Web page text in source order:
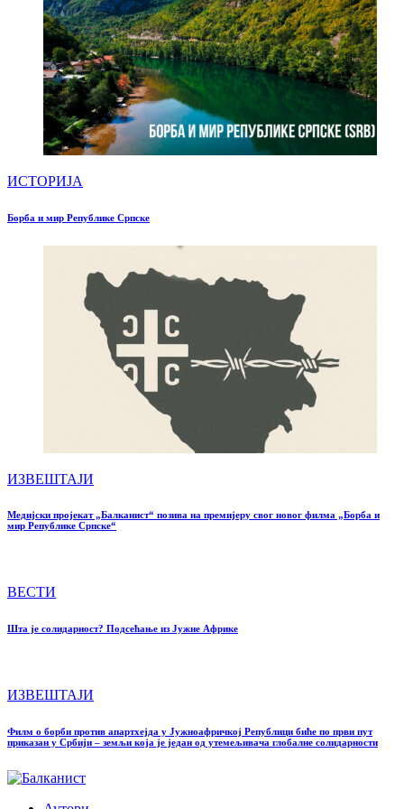
ИСТОРИЈА
Борба и мир Републике Српске
ИЗВЕШТАЈИ
Медијски пројекат „Балканист“ позива на премијеру свог новог филма „Борба и
мир Републике Српске“
ВЕСТИ
Шта је солидарност? Подсећање из Јужне Африке
ИЗВЕШТАЈИ
Филм о борби против апартхејда у Јужноафричкој Републици биће по први пут
приказан у Србији – земљи која је један од утемељивача глобалне солидарности